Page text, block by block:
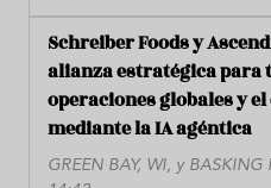
Schreiber Foods y
alianza estratégica
operaciones globales y
mediante la IA agéntica
GREEN BAY, WI, y